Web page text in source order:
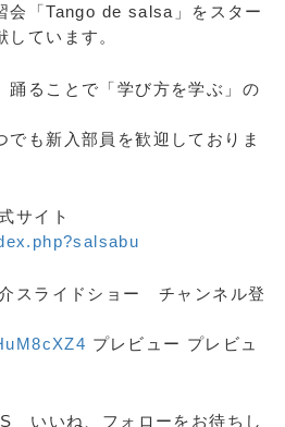
会「Tango de salsa」をスター
しています。
踊ることで「学び方を学ぶ」の
でも新入部員を歓迎しておりま
サイト
スライドショー チャンネル登
プレビュー プレビュ
いいね、フォローをお待ちし